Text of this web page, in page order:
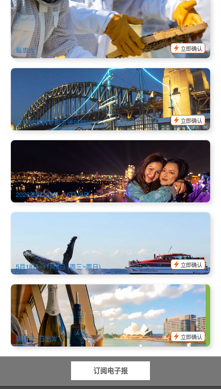
蜂蜜农场导览｜蜂蜜品嚐与养蜂体验＋晨间茶点 Bowral
Honey Farm
93 已预订
AUD $48.00
SYD04269
每周六
立即确认
澳洲｜悉尼港高帆船 港湾过夜巡航 1天1夜 (Sydney Harbour
Tall Ship Sail & Snooze)
64 已预订
AUD $305.00 349.00
SYD04159
每月特定的星期五进行航行
立即确认
悉尼爬桥 悉尼灯光音乐节 夜间攀登之旅 BridgeClimb Vivid
324 已预订
AUD $381.00 $385.00
SYD04096
2026年5月22日 – 6月13日
AUD $90.00 $95.00
SYD04059
5月18日~11月3日 (周三~周日)
立即确认
悉尼食光｜港船上午餐/长午餐游船(海港流动风景+2~3道菜午
餐) (Captain Cook Cruises Harbour View Lunch)
2.3k 已预订
AUD $106.00 $109.00
SYD04045
每周三~日出发
立即确认
订阅电子报